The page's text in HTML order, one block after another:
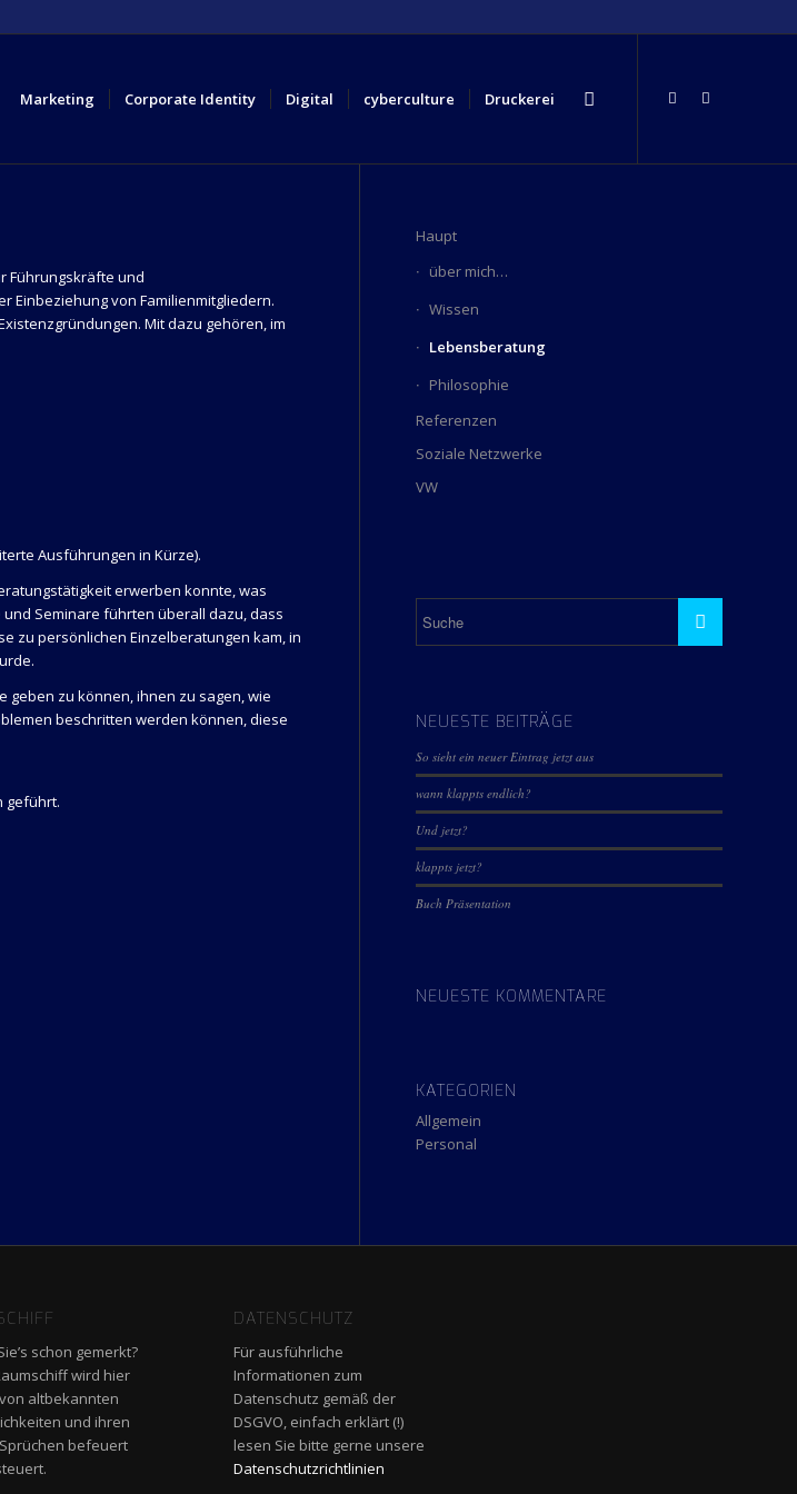
Marketing Corporate Identity Digital cyberculture Druckerei
Führungskräfte und
Einbeziehung von Familienmitgliedern.
Mit dazu gehören, im
Ausführungen in Kürze).
erwerben konnte, was
Seminare führten überall dazu, dass
zu persönlichen Einzelberatungen kam, in
geben zu können, ihnen zu sagen, wie
beschritten werden können, diese
geführt.
Haupt
über mich…
Wissen
Lebensberatung
Philosophie
Referenzen
Soziale Netzwerke
VW
NEUESTE BEITRÄGE
So sieht ein neuer Eintrag jetzt aus
wann klappts endlich?
Und jetzt?
klappts jetzt?
Buch Präsentation
NEUESTE KOMMENTARE
KATEGORIEN
Allgemein
Personal
schon gemerkt?
wird hier
altbekannten
und ihren
befeuert
DATENSCHUTZ
Für ausführliche
Informationen zum
Datenschutz gemäß der
DSGVO, einfach erklärt (!)
lesen Sie bitte gerne unsere
Datenschutzrichtlinien